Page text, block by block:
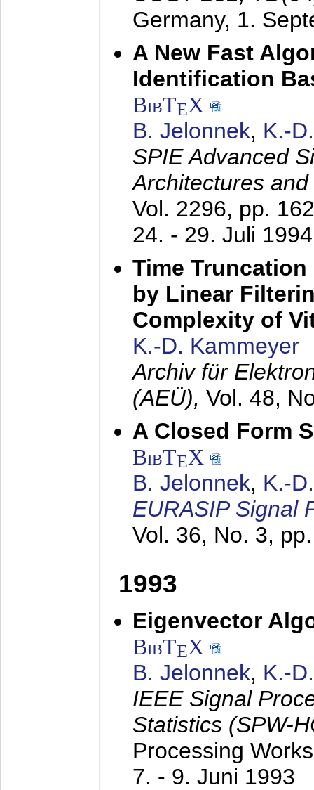
Germany, 1.
A New Fast
Identification
BibTEX
B. Jelonnek, K.-
SPIE Advanced
Architectures
Vol. 2296, pp.
24. - 29. Juli 1994
Time
by Linear
Complexity of
K.-D. Kammeyer
Archiv für
(AEÜ), Vol. 48,
A Closed Form
BibTEX
B. Jelonnek, K.-
EURASIP Signal
Vol. 36, No. 3,
1993
Eigenvector
BibTEX
B. Jelonnek, K.-
IEEE Signal
Statistics (SPW-
Processing
7. - 9. Juni 1993